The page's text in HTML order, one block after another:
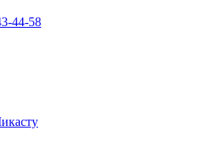
44-58